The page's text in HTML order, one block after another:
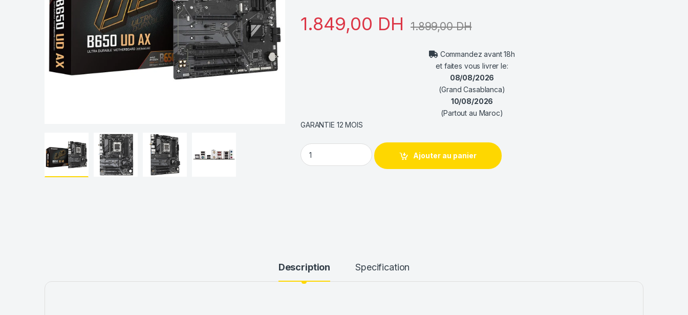
1.849,00 DH 1.899,00DH
Commandez avant 18h
et faites vous livrer le:
08/08/2026
(Grand Casablanca)
10/08/2026
(Partout au Maroc)
GARANTIE 12 MOIS
Gigabyte B650 UD AX quantity
Ajouter au panier
Description Specification